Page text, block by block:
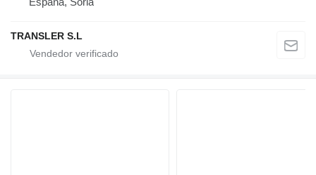
TRANSLER S.L